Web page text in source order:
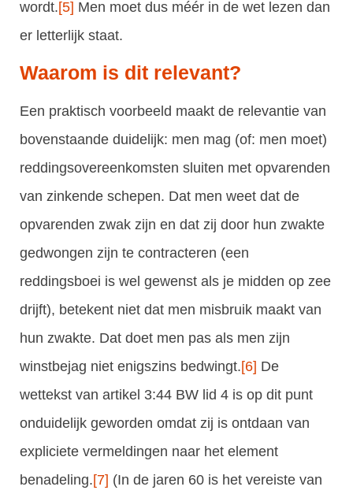
wordt.[5] Men moet dus méér in de wet lezen dan
er letterlijk staat.
Waarom is dit relevant?
Een praktisch voorbeeld maakt de relevantie van
bovenstaande duidelijk: men mag (of: men moet)
reddingsovereenkomsten sluiten met opvarenden
van zinkende schepen. Dat men weet dat de
opvarenden zwak zijn en dat zij door hun zwakte
gedwongen zijn te contracteren (een
reddingsboei is wel gewenst als je midden op zee
drijft), betekent niet dat men misbruik maakt van
hun zwakte. Dat doet men pas als men zijn
winstbejag niet enigszins bedwingt.[6] De
wettekst van artikel 3:44 BW lid 4 is op dit punt
onduidelijk geworden omdat zij is ontdaan van
expliciete vermeldingen naar het element
benadeling.[7] (In de jaren 60 is het vereiste van